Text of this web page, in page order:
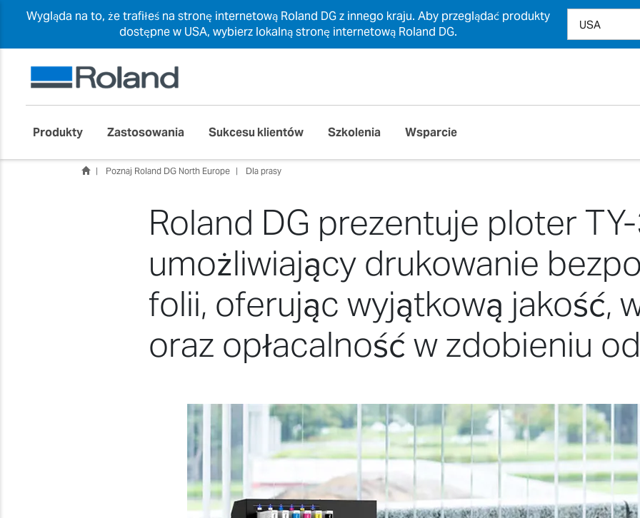
Wygląda na to, że trafiłeś na stronę internetową Roland DG z innego kraju. Aby przeglądać produkty
dostępne w USA, wybierz lokalną stronę internetową Roland DG.
Produkty Zastosowania Sukcesu klientów Szkolenia Wsparcie
Poznaj Roland DG North Europe Dla prasy
Roland DG prezentuje ploter
umożliwiający drukowanie
folii, oferując wyjątkową jakość,
oraz opłacalność w zdobieniu